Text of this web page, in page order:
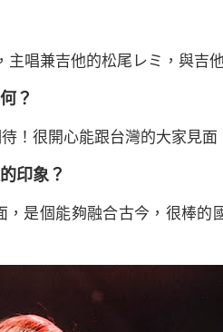
主唱兼吉他的松尾レミ，與吉
？
！很開心能跟台灣的大家見面
印象？
是個能夠融合古今，很棒的